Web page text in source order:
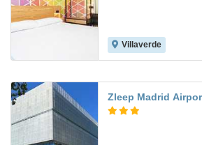
Villaverde
Zleep Madrid